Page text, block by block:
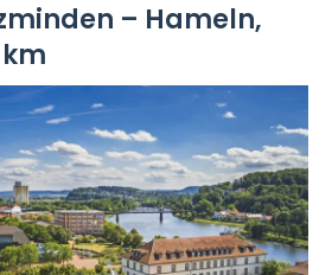
– Hameln,